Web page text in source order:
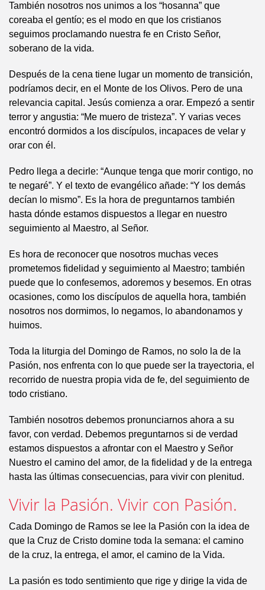
También nosotros nos unimos a los “hosanna” que
coreaba el gentío; es el modo en que los cristianos
seguimos proclamando nuestra fe en Cristo Señor,
soberano de la vida.
Después de la cena tiene lugar un momento de transición,
podríamos decir, en el Monte de los Olivos. Pero de una
relevancia capital. Jesús comienza a orar. Empezó a sentir
terror y angustia: “Me muero de tristeza”. Y varias veces
encontró dormidos a los discípulos, incapaces de velar y
orar con él.
Pedro llega a decirle: “Aunque tenga que morir contigo, no
te negaré”. Y el texto de evangélico añade: “Y los demás
decían lo mismo”. Es la hora de preguntarnos también
hasta dónde estamos dispuestos a llegar en nuestro
seguimiento al Maestro, al Señor.
Es hora de reconocer que nosotros muchas veces
prometemos fidelidad y seguimiento al Maestro; también
puede que lo confesemos, adoremos y besemos. En otras
ocasiones, como los discípulos de aquella hora, también
nosotros nos dormimos, lo negamos, lo abandonamos y
huimos.
Toda la liturgia del Domingo de Ramos, no solo la de la
Pasión, nos enfrenta con lo que puede ser la trayectoria, el
recorrido de nuestra propia vida de fe, del seguimiento de
todo cristiano.
También nosotros debemos pronunciarnos ahora a su
favor, con verdad. Debemos preguntarnos si de verdad
estamos dispuestos a afrontar con el Maestro y Señor
Nuestro el camino del amor, de la fidelidad y de la entrega
hasta las últimas consecuencias, para vivir con plenitud.
Vivir la Pasión. Vivir con Pasión.
Cada Domingo de Ramos se lee la Pasión con la idea de
que la Cruz de Cristo domine toda la semana: el camino
de la cruz, la entrega, el amor, el camino de la Vida.
La pasión es todo sentimiento que rige y dirige la vida de